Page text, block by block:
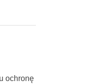
ochronę